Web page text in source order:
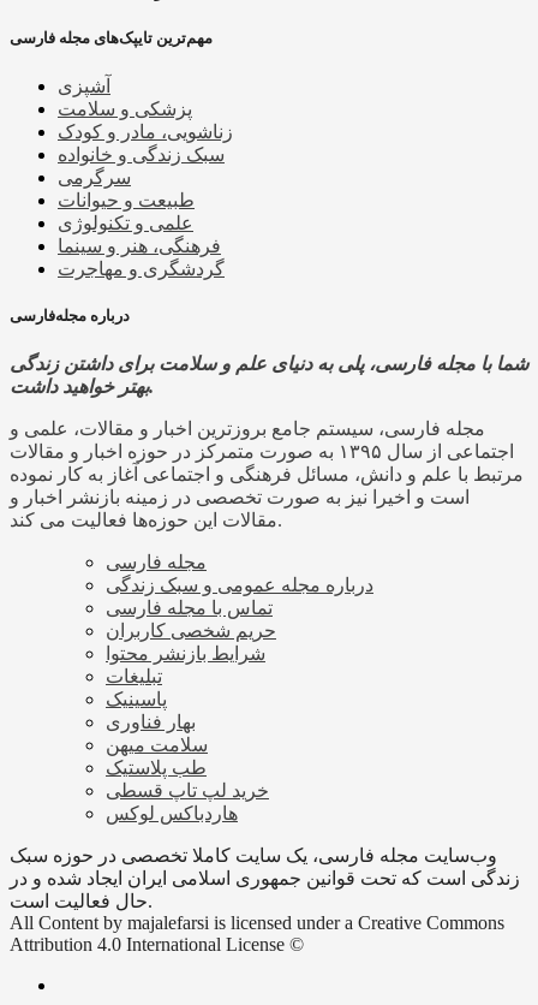
مهم‌ترین تایپک‌های مجله فارسی
آشپزی
پزشکی و سلامت
زناشویی، مادر و کودک
سبک زندگی و خانواده
سرگرمی
طبیعت و حیوانات
علمی و تکنولوژی
فرهنگی، هنر و سینما
گردشگری و مهاجرت
درباره مجله‌فارسی
شما با مجله فارسی، پلی به دنیای علم و سلامت برای داشتن زندگی
بهتر خواهید داشت.
مجله فارسی، سیستم جامع بروزترین اخبار و مقالات، علمی و
اجتماعی از سال ۱۳۹۵ به صورت متمرکز در حوزه اخبار و مقالات
مرتبط با علم و دانش، مسائل فرهنگی و اجتماعی آغاز به کار نموده
است و اخیرا نیز به صورت تخصصی در زمینه بازنشر اخبار و
مقالات این حوزه‌ها فعالیت می کند.
مجله فارسی
درباره مجله عمومی و سبک زندگی
تماس با مجله فارسی
حریم شخصی کاربران
شرایط بازنشر محتوا
تبلیغات
پاسینیک
بهار فناوری
سلامت میهن
طب پلاستیک
خرید لپ تاپ قسطی
هاردباکس لوکس
وب‌سایت مجله فارسی، یک سایت کاملا تخصصی در حوزه سبک
زندگی است که تحت قوانین جمهوری اسلامی ایران ایجاد شده و در
حال فعالیت است.
All Content by majalefarsi is licensed under a Creative Commons
Attribution 4.0 International License ©️